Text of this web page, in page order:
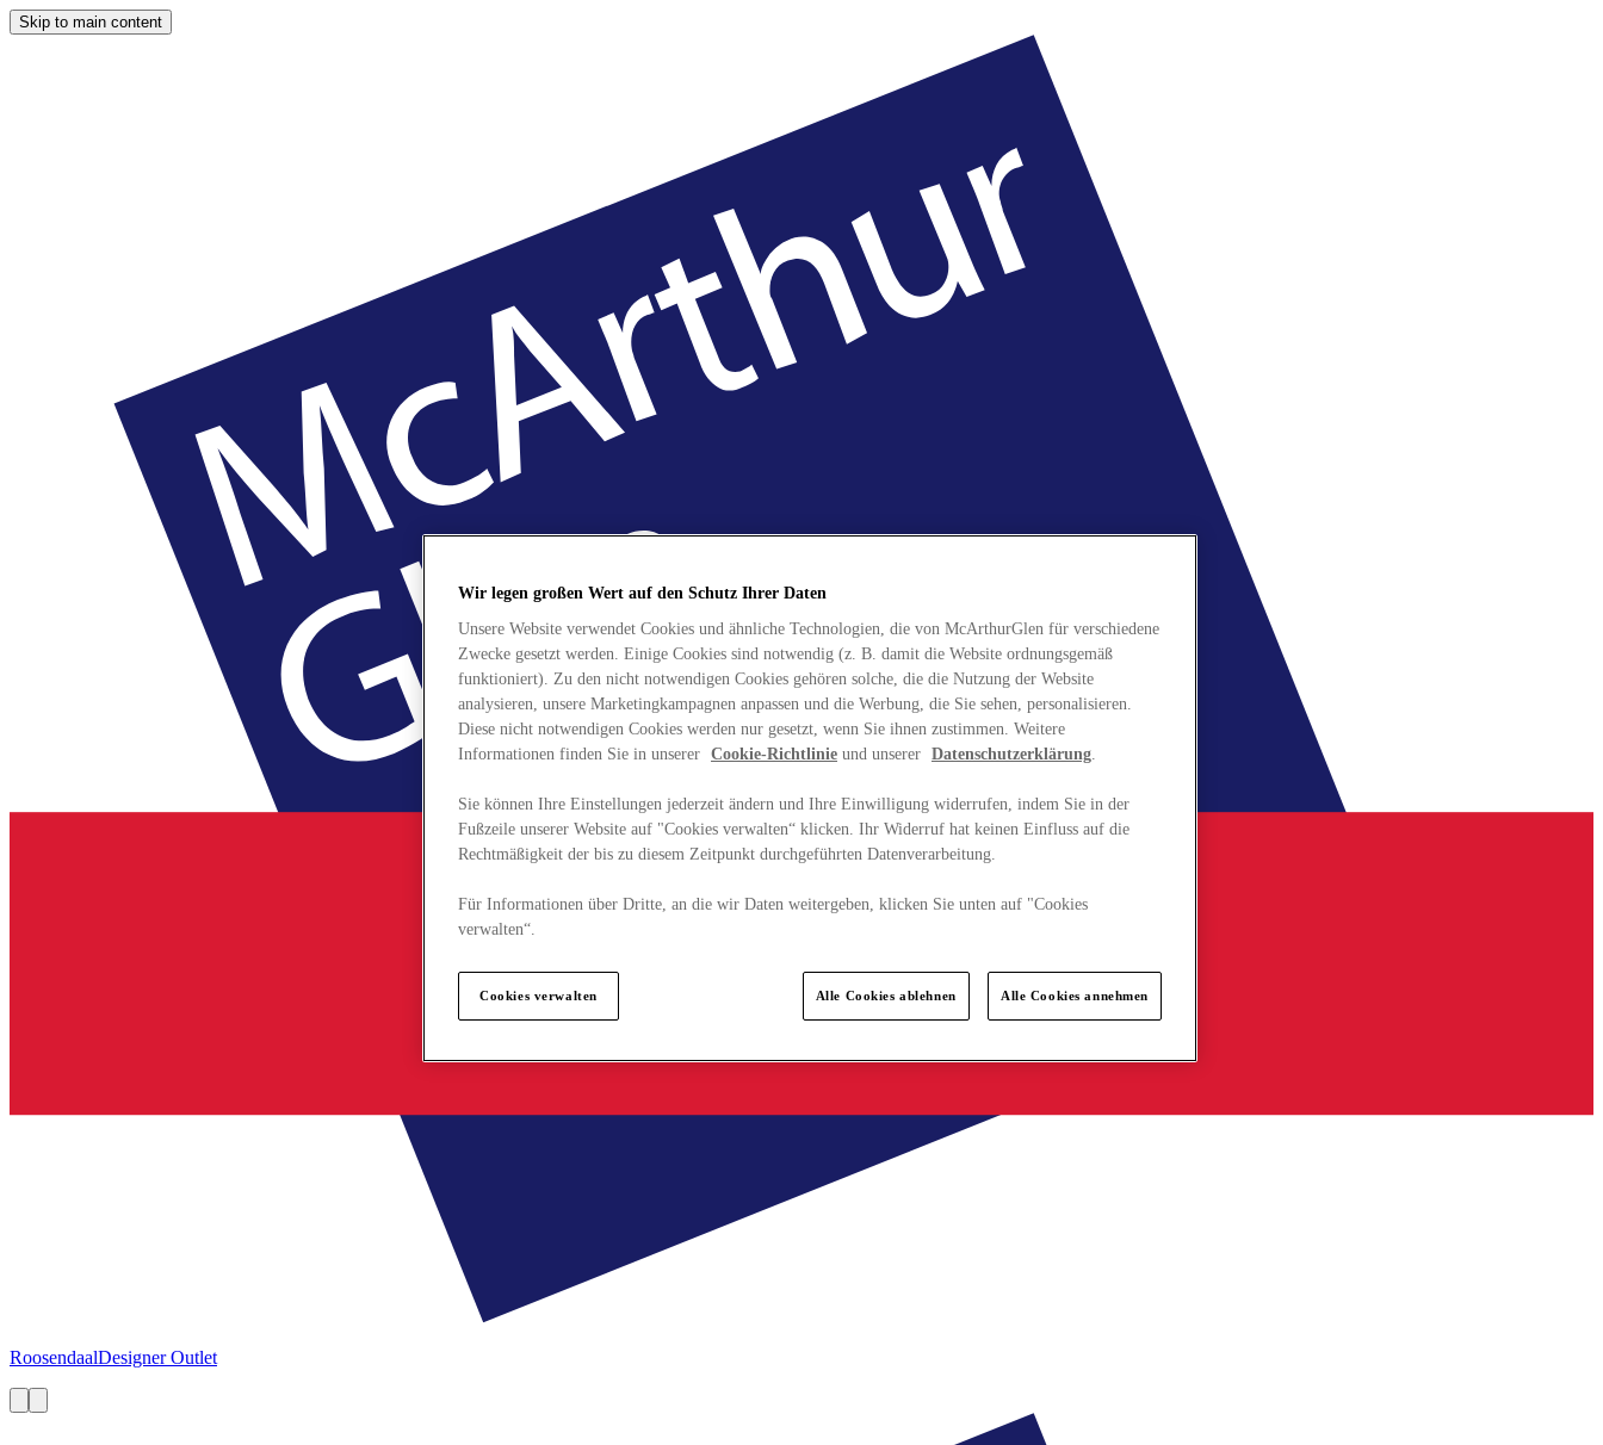
Skip to main content
RoosendaalDesigner Outlet
Wir legen großen Wert auf den Schutz Ihrer Daten
Unsere Website verwendet Cookies und ähnliche Technologien, die von McArthurGlen für verschiedene
Zwecke gesetzt werden. Einige Cookies sind notwendig (z. B. damit die Website ordnungsgemäß
funktioniert). Zu den nicht notwendigen Cookies gehören solche, die die Nutzung der Website
analysieren, unsere Marketingkampagnen anpassen und die Werbung, die Sie sehen, personalisieren.
Diese nicht notwendigen Cookies werden nur gesetzt, wenn Sie ihnen zustimmen. Weitere
Informationen finden Sie in unserer Cookie-Richtlinie und unserer Datenschutzerklärung.
Sie können Ihre Einstellungen jederzeit ändern und Ihre Einwilligung widerrufen, indem Sie in der
Fußzeile unserer Website auf "Cookies verwalten“ klicken. Ihr Widerruf hat keinen Einfluss auf die
Rechtmäßigkeit der bis zu diesem Zeitpunkt durchgeführten Datenverarbeitung.
Für Informationen über Dritte, an die wir Daten weitergeben, klicken Sie unten auf "Cookies
verwalten“.
Cookies verwalten Alle Cookies ablehnen Alle Cookies annehmen